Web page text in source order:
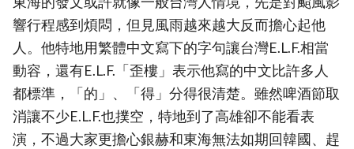
響行程感到煩悶，但見風雨越來越大反而擔心起他
人。他特地用繁體中文寫下的字句讓台灣E.L.F.相當
動容，還有E.L.F.「歪樓」表示他寫的中文比許多人
都標準，「的」、「得」分得很清楚。雖然啤酒節取
消讓不少E.L.F.也撲空，特地到了高雄卻不能看表
演，不過大家更擔心銀赫和東海無法如期回韓國、趕